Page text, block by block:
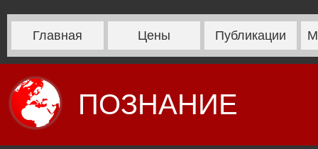
Главная Цены Публикации
ПОЗНАНИЕ